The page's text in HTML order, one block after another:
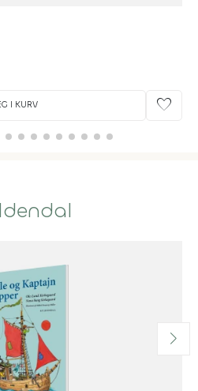
I KURV favorite